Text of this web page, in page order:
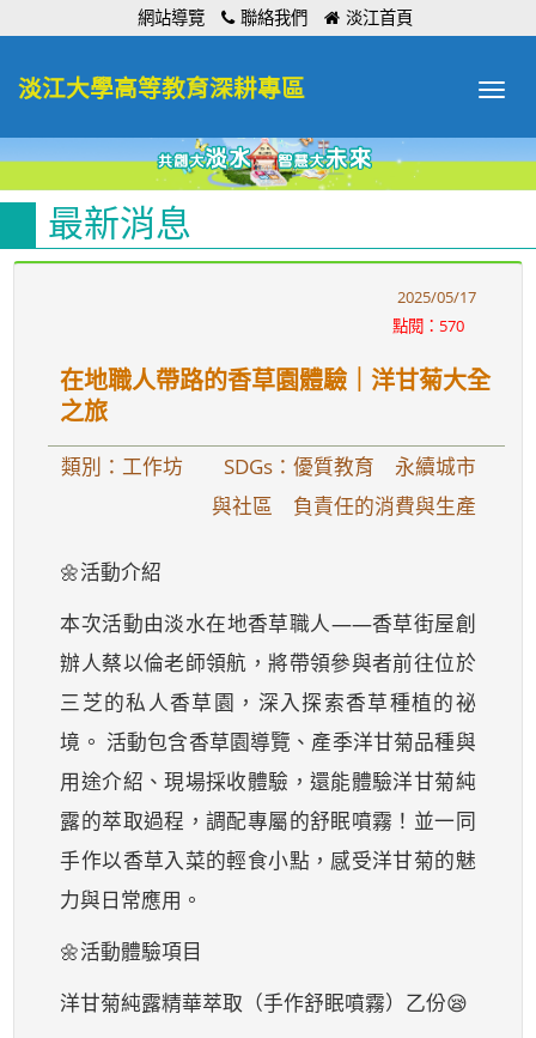
網站導覽 聯絡我們 淡江首頁
Toggle
淡江大學高等教育深耕專區
最新消息
2025/05/17
點閱：570
在地職人帶路的香草園體驗｜洋甘菊大全
之旅
類別：工作坊
SDGs：優質教育 永續城市
與社區 負責任的消費與生產
🌼活動介紹
本次活動由淡水在地香草職人——香草街屋創
辦人蔡以倫老師領航，將帶領參與者前往位於
三芝的私人香草園，深入探索香草種植的祕
境。 活動包含香草園導覽、產季洋甘菊品種與
用途介紹、現場採收體驗，還能體驗洋甘菊純
露的萃取過程，調配專屬的舒眠噴霧！並一同
手作以香草入菜的輕食小點，感受洋甘菊的魅
力與日常應用。
🌼活動體驗項目
洋甘菊純露精華萃取（手作舒眠噴霧）乙份😪